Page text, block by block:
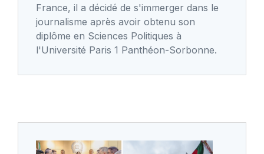
France, il a décidé de s'immerger dans le
journalisme après avoir obtenu son
diplôme en Sciences Politiques à
l'Université Paris 1 Panthéon-Sorbonne.